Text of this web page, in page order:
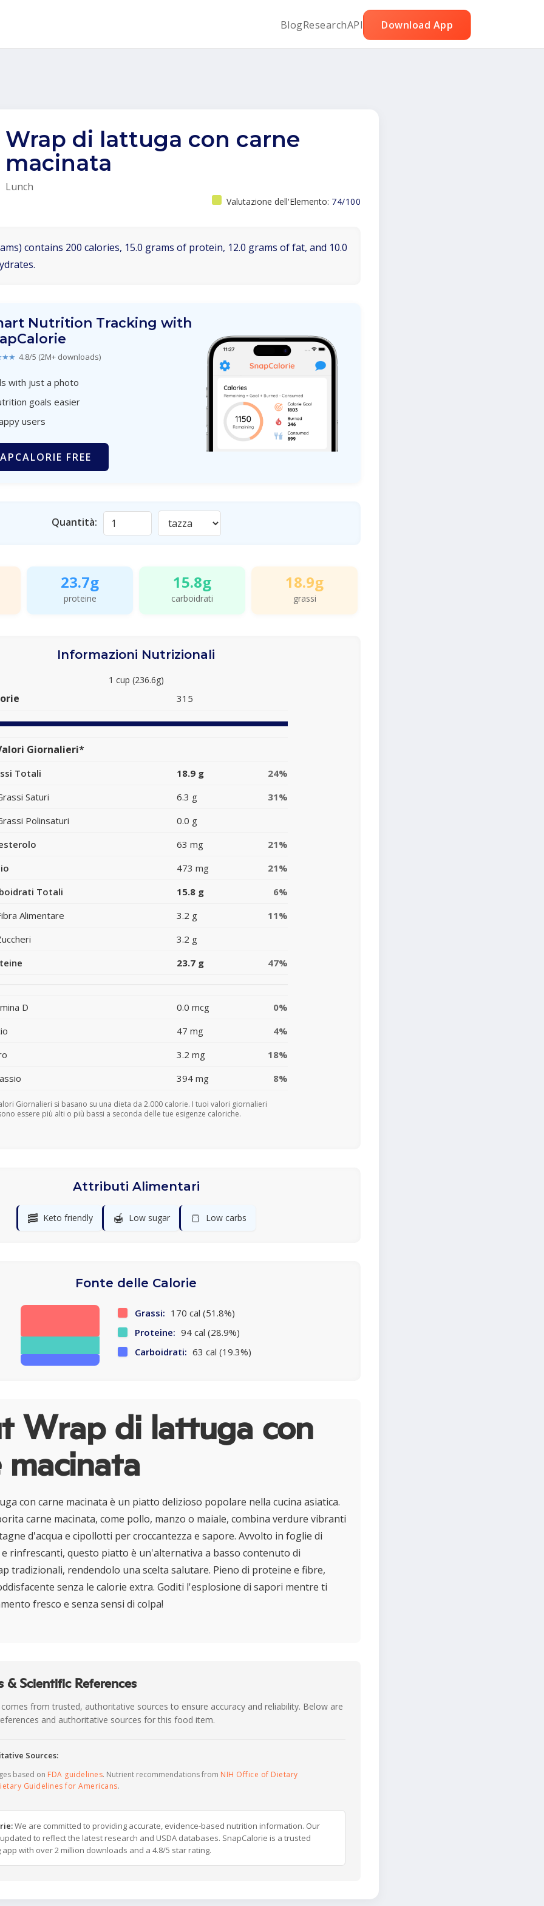
BlogResearchAPI Download App
Wrap di lattuga con carne
macinata
Lunch
Valutazione dell'Elemento: 74/100
contains 200 calories, 15.0 grams of protein, 12.0 grams of fat, and 10.0
Nutrition Tracking with
4.8/5 (2M+ downloads)
with just a photo
goals easier
users
FREE
Quantità:
23.7g
proteine
15.8g
carboidrati
18.9g
grassi
Informazioni Nutrizionali
1 cup (236.6g)
315
Giornalieri*
Totali 18.9 g
24%
Saturi
6.3 g
31%
Polinsaturi
0.0 g
63 mg
21%
473 mg
21%
Totali
15.8 g
6%
Alimentare
3.2 g
11%
3.2 g
23.7 g 47%
D 0.0 mcg
0%
47 mg
4%
3.2 mg
18%
394 mg 8%
Giornalieri si basano su una dieta da 2.000 calorie. I tuoi valori giornalieri
essere più alti o più bassi a seconda delle tue esigenze caloriche.
Attributi Alimentari
🥓 Keto friendly 🍯 Low sugar 🍞 Low carbs
Fonte delle Calorie
Grassi: 170 cal (51.8%)
Proteine: 94 cal (28.9%)
Carboidrati: 63 cal (19.3%)
Wrap di lattuga con
macinata
con carne macinata è un piatto delizioso popolare nella cucina asiatica.
carne macinata, come pollo, manzo o maiale, combina verdure vibranti
d'acqua e cipollotti per croccantezza e sapore. Avvolto in foglie di
rinfrescanti, questo piatto è un'alternativa a basso contenuto di
tradizionali, rendendolo una scelta salutare. Pieno di proteine e fibre,
senza le calorie extra. Goditi l'esplosione di sapori mentre ti
fresco e senza sensi di colpa!
& Scientific References
from trusted, authoritative sources to ensure accuracy and reliability. Below are
and authoritative sources for this food item.
Sources:
based on FDA guidelines. Nutrient recommendations from NIH Office of Dietary
Guidelines for Americans.
We are committed to providing accurate, evidence-based nutrition information. Our
to reflect the latest research and USDA databases. SnapCalorie is a trusted
with over 2 million downloads and a 4.8/5 star rating.